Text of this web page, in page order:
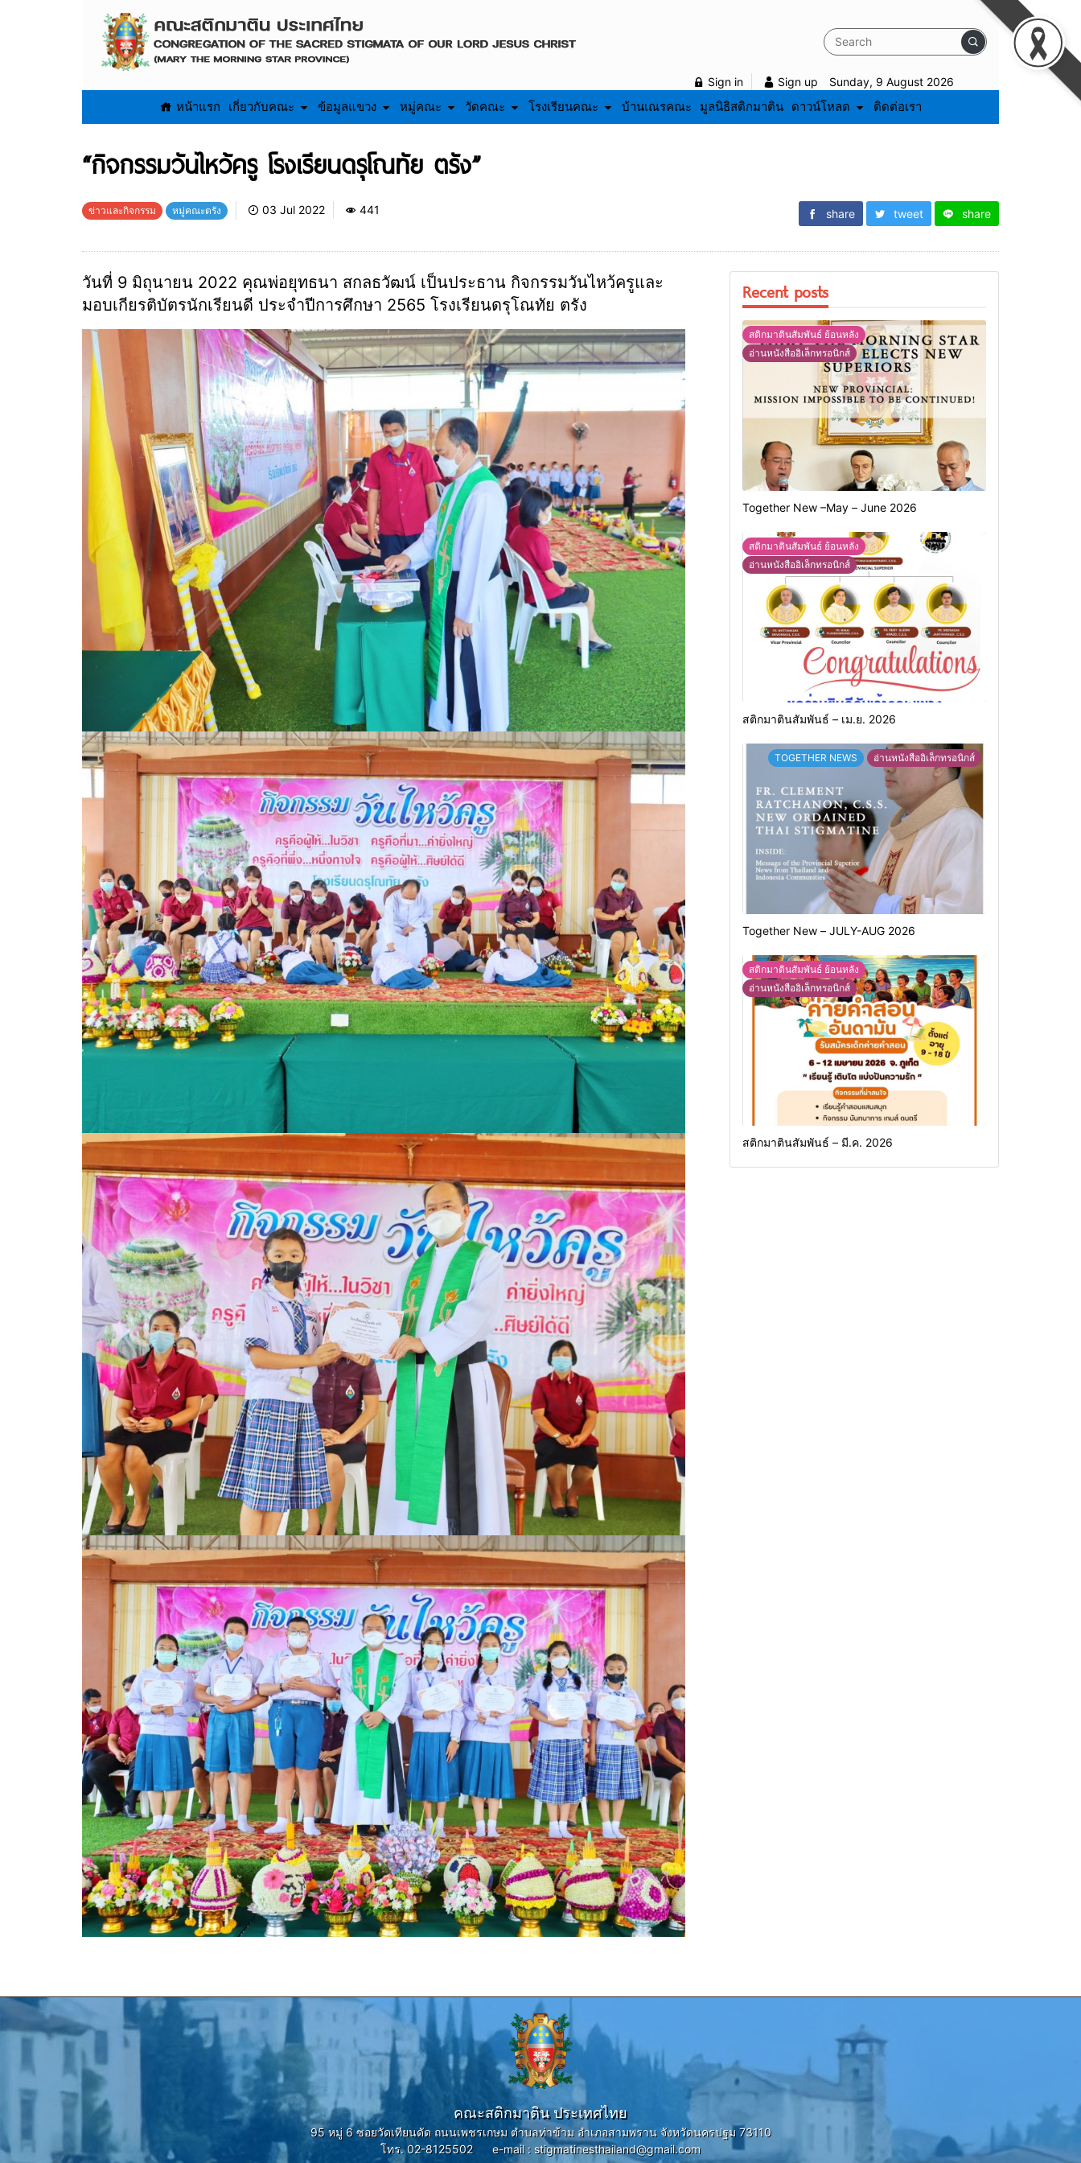
Sign in Sign up Sunday, 9 August 2026
หน้าแรก เกี่ยวกับคณะ ข้อมูลแขวง หมู่คณะ วัดคณะ โรงเรียนคณะ บ้านเณรคณะ มูลนิธิสติกมาติน ดาวน์โหลด ติดต่อเรา
“กิจกรรมวันไหว้ครู โรงเรียนดรุโณทัย ตรัง”
ข่าวและกิจกรรม หมู่คณะตรัง 03 Jul 2022 441 share tweet share
วันที่ 9 มิถุนายน 2022 คุณพ่อยุทธนา สกลธวัฒน์ เป็นประธาน กิจกรรมวันไหว้ครูและ
มอบเกียรติบัตรนักเรียนดี ประจำปีการศึกษา 2565 โรงเรียนดรุโณทัย ตรัง
Recent posts
สติกมาตินสัมพันธ์ ย้อนหลัง
อ่านหนังสืออิเล็กทรอนิกส์
Together New –May – June 2026
สติกมาตินสัมพันธ์ ย้อนหลัง
อ่านหนังสืออิเล็กทรอนิกส์
สติกมาตินสัมพันธ์ – เม.ย. 2026
TOGETHER NEWS อ่านหนังสืออิเล็กทรอนิกส์
Together New – JULY-AUG 2026
สติกมาตินสัมพันธ์ ย้อนหลัง
อ่านหนังสืออิเล็กทรอนิกส์
สติกมาตินสัมพันธ์ – มี.ค. 2026
คณะสติกมาติน ประเทศไทย
95 หมู่ 6 ซอยวัดเทียนดัด ถนนเพชรเกษม ตำบลท่าข้าม อำเภอสามพราน จังหวัดนครปฐม 73110
โทร. 02-8125502 e-mail : stigmatinesthailand@gmail.com